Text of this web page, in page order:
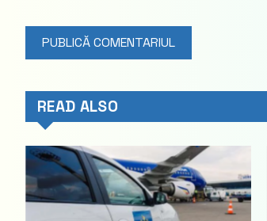
READ ALSO